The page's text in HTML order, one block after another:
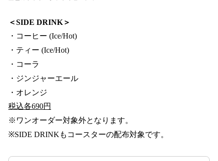
＜SIDE DRINK＞
・コーヒー (Ice/Hot)
・ティー (Ice/Hot)
・コーラ
・ジンジャーエール
・オレンジ
税込各690円
※ワンオーダー対象外となります。
※SIDE DRINKもコースターの配布対象です。